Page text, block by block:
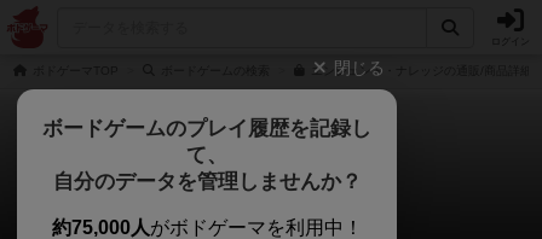
エンシェント・ナレッジの通販/商品詳細
エンシェントナレッジ
一斗さんのレビュー
閉じる
ボードゲームのプレイ履歴を記録し
て、
自分のデータを管理しませんか？
約75,000人がボドゲーマを利用中！